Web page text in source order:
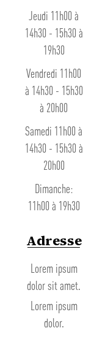
Jeudi 11h00 à
14h30 - 15h30 à
19h30
Vendredi 11h00
à 14h30 - 15h30
à 20h00
Samedi 11h00 à
14h30 - 15h30 à
20h00
Dimanche:
11h00 à 19h30
Adresse
Lorem ipsum
dolor sit amet.
Lorem ipsum
dolor.